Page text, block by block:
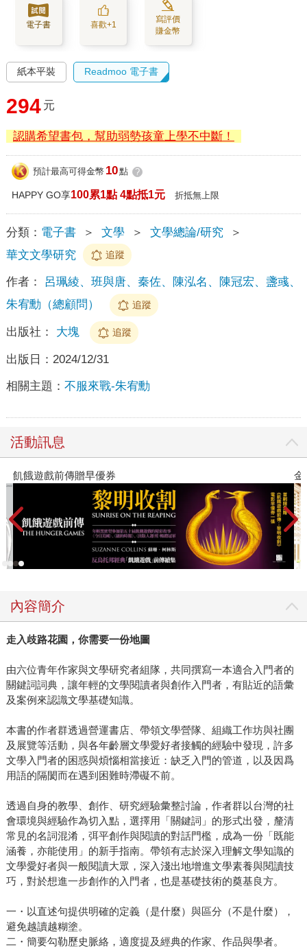
電子書 喜歡+1
寫評價
賺金幣
紙本平裝 Readmoo 電子書
294 元
認購希望書包，幫助弱勢孩童上學不中斷！
預計最高可得金幣 10點 ?
HAPPY GO享100累1點 4點抵1元 折抵無上限
分類： 電子書 ＞ 文學 ＞ 文學總論/研究
＞
華文文學研究
追蹤
作者：
呂珮綾、班與唐、秦佐、陳泓名、陳冠宏、盞彧、
朱宥勳（總顧問）
追蹤
出版社： 大塊 追蹤
出版日： 2024/12/31
相關主題： 不服來戰-朱宥勳
活動訊息
飢餓遊戲前傳贈早優券 金
內容簡介
走入歧路花園，你需要一份地圖
由六位青年作家與文學研究者組隊，共同撰寫一本適合入門者的
關鍵詞詞典，讓年輕的文學閱讀者與創作入門者，有貼近的語彙
及案例來認識文學基礎知識。
本書的作者群透過營運書店、帶領文學營隊、組織工作坊與社團
及展覽等活動，與各年齡層文學愛好者接觸的經驗中發現，許多
文學入門者的困惑與煩惱相當接近：缺乏入門的管道，以及因爲
用語的隔閡而在遇到困難時滯礙不前。
透過自身的教學、創作、研究經驗彙整討論，作者群以台灣的社
會環境與經驗作為切入點，選擇用「關鍵詞」的形式出發，釐清
常見的名詞混淆，弭平創作與閱讀的對話門檻，成為一份「既能
涵養，亦能使用」的新手指南。帶領有志於深入理解文學知識的
文學愛好者與一般閱讀大眾，深入淺出地增進文學素養與閱讀技
巧，對於想進一步創作的入門者，也是基礎技術的奠基良方。
一・以直述句提供明確的定義（是什麼）與區分（不是什麼），
避免越讀越糊塗。
二・簡要勾勒歷史脈絡，適度提及經典的作家、作品與學者。